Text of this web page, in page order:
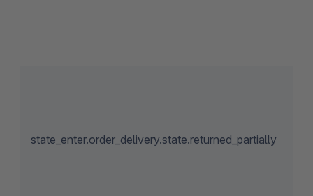
state_enter.order_delivery.state.returned_partially